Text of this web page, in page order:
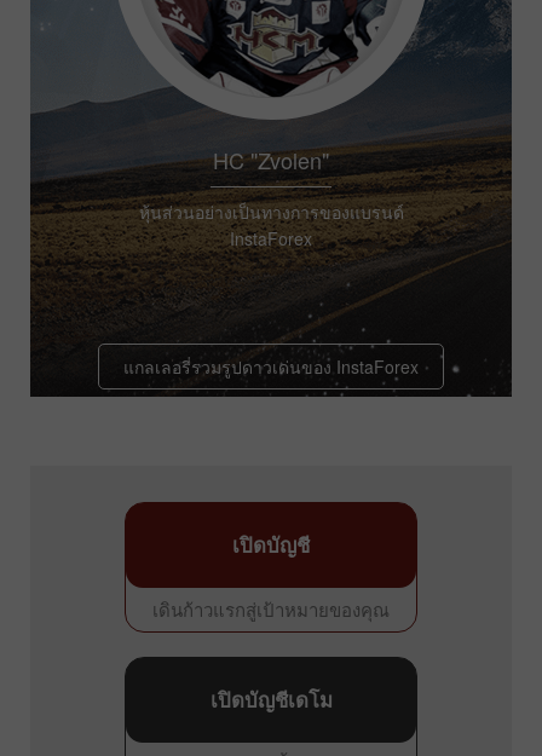
HC "Zvolen"
หุ้นส่วนอย่างเป็นทางการของแบรนด์
InstaForex
แกลเลอรี่รวมรูปดาวเด่นของ InstaForex
เดินก้าวแรกสู่เป้าหมายของคุณ
เปิดบัญชี
เปิดบัญชีเดโม